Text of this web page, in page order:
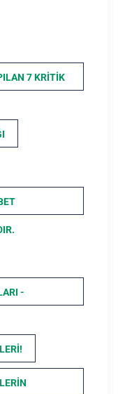
7 KRITIK
-